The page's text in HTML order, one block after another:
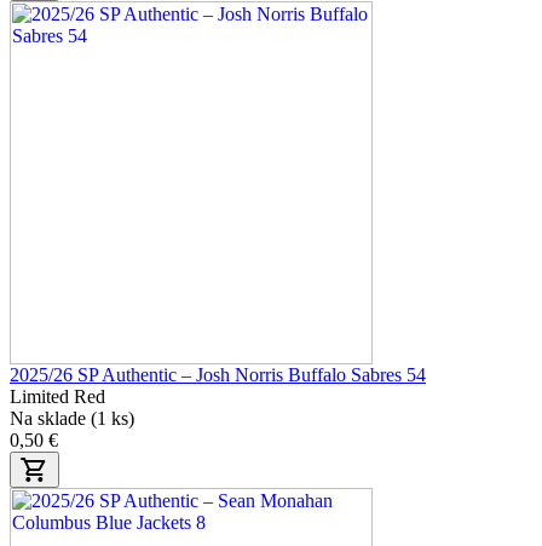
2025/26 SP Authentic – Josh Norris Buffalo Sabres 54
Limited Red
Na sklade (1 ks)
0,50 €